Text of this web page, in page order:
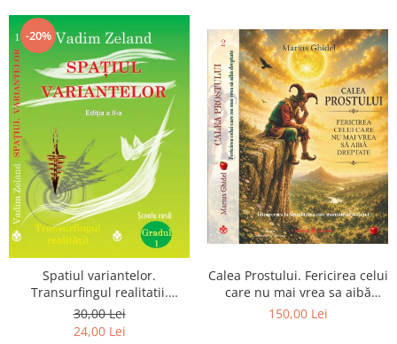
-20%
Spatiul variantelor.
Transurfingul realitatii.
Gradul 1. Cum sa ne
dezvoltam intuitia si sa ne
30,00 Lei
24,00 Lei
Calea Prostului. Fericirea celui
care nu mai vrea sa aibă
dreptate - Intoarcerea la
150,00 Lei